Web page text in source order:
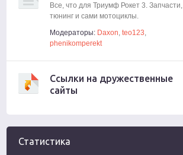
Все, что для Триумф Рокет 3. Запчасти,
тюнинг и сами мотоциклы.
Модераторы: Daxon,teo123,
phenikomperekt
Ссылки на дружественные
сайты
Статистика